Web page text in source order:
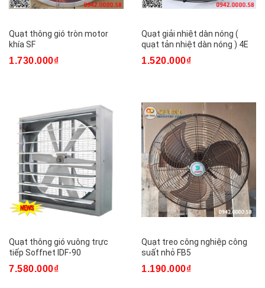
Quạt thông gió tròn motor
khía SF
1.730.000₫
Quạt giải nhiệt dàn nóng (
quạt tản nhiệt dàn nóng ) 4E
1.520.000₫
Quạt thông gió vuông trực
tiếp Soffnet IDF-90
7.580.000₫
Quạt treo công nghiệp công
suất nhỏ FB5
1.190.000₫